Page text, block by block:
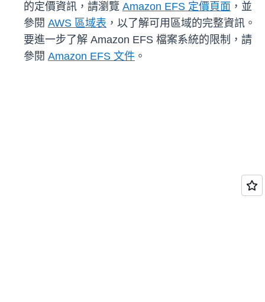
的定價資訊，請瀏覽 Amazon EFS 定價頁面 ，並
參閱 AWS 區域表 ，以了解可用區域的完整資訊。
要進一步了解 Amazon EFS 檔案系統的限制，請
參閱 Amazon EFS 文件 。